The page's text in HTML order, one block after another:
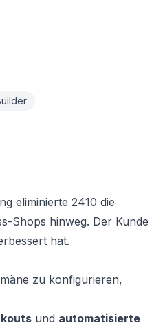
eliminierte 2410 die
Shops hinweg. Der Kunde
hat.
zu konfigurieren,
und automatisierte